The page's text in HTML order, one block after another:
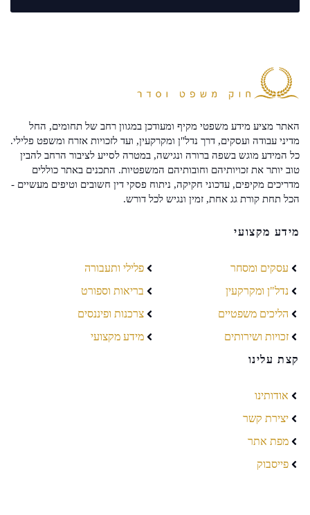
האתר מציע מידע משפטי מקיף ומעודכן במגוון רחב של תחומים, החל
מדיני עבודה ועסקים, דרך נדל"ן ומקרקעין, ועד לזכויות אזרח ומשפט פלילי.
כל המידע מוגש בשפה ברורה ונגישה, במטרה לסייע לציבור הרחב להבין
טוב יותר את זכויותיהם וחובותיהם המשפטיות. התכנים באתר כוללים
מדריכים מקיפים, עדכוני חקיקה, ניתוח פסקי דין חשובים וטיפים מעשיים -
הכל תחת קורת גג אחת, זמין ונגיש לכל דורש.
מידע מקצועי
עסקים ומסחר
נדל"ן ומקרקעין
הליכים משפטיים
זכויות ושירותים
פלילי ותעבורה
בריאות וספורט
צרכנות ופיננסים
מידע מקצועי
קצת עלינו
אודותינו
יצירת קשר
מפת אתר
פייסבוק